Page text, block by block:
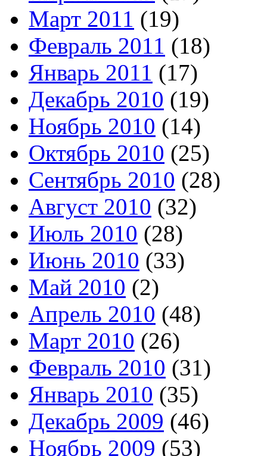
Март 2011 (19)
Февраль 2011 (18)
Январь 2011 (17)
Декабрь 2010 (19)
Ноябрь 2010 (14)
Октябрь 2010 (25)
Сентябрь 2010 (28)
Август 2010 (32)
Июль 2010 (28)
Июнь 2010 (33)
Май 2010 (2)
Апрель 2010 (48)
Март 2010 (26)
Февраль 2010 (31)
Январь 2010 (35)
Декабрь 2009 (46)
Ноябрь 2009 (53)